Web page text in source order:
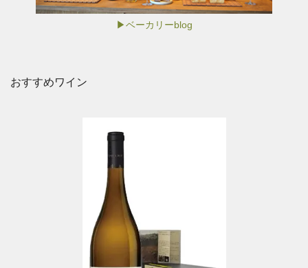
▶ベーカリーblog
おすすめワイン